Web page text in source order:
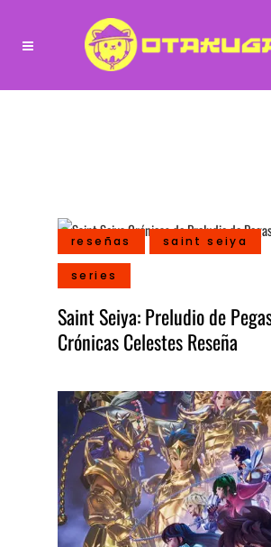
reseñas saint seiya
series
Saint Seiya: Preludio de
Crónicas Celestes Reseña